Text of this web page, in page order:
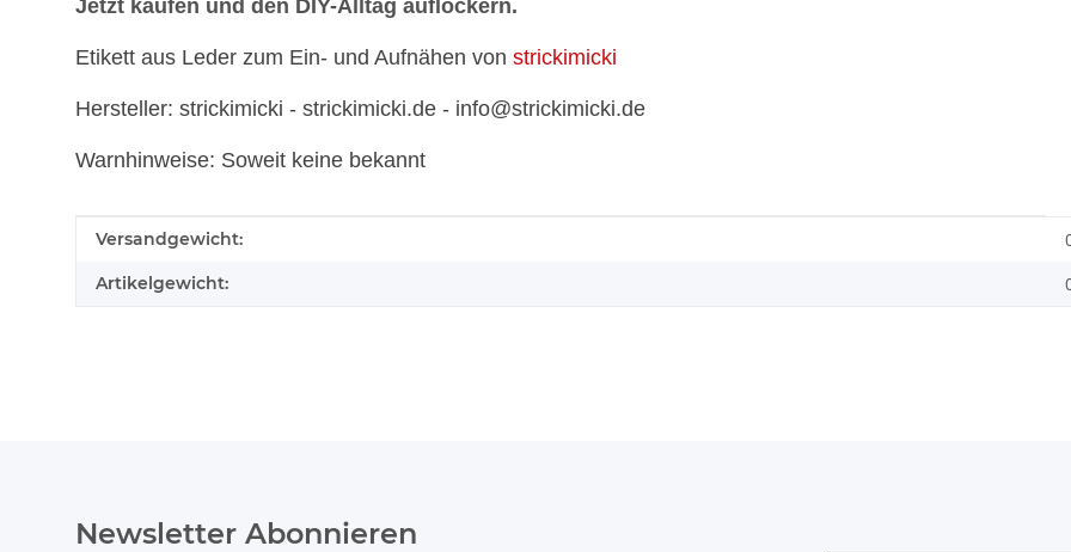
Jetzt kaufen und den DIY-Alltag auflockern.
Etikett aus Leder zum Ein- und Aufnähen von strickimicki
Hersteller: strickimicki - strickimicki.de - info@strickimicki.de
Warnhinweise: Soweit keine bekannt
Produkteigenschaft
Wert
Versandgewicht:
Artikelgewicht:
Newsletter Abonnieren